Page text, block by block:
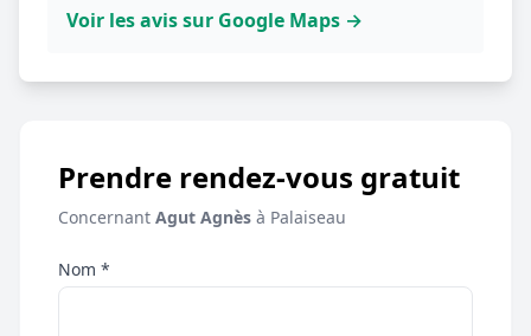
Voir les avis sur Google Maps →
Prendre rendez-vous gratuit
Concernant Agut Agnès à Palaiseau
Nom *